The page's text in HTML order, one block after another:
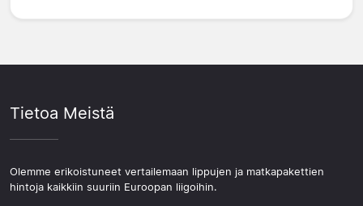
Tietoa Meistä
Olemme erikoistuneet vertailemaan lippujen ja matkapakettien
hintoja kaikkiin suuriin Euroopan liigoihin.